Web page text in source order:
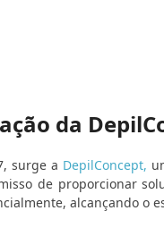
da
surge a DepilConcept,
de proporcionar
alcançando o